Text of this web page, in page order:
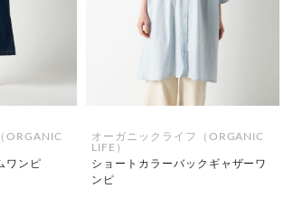
ORGANIC
ワンピ
オーガニックライフ（ORGANIC
LIFE）
ショートカラーバックギャザーワ
ンピ